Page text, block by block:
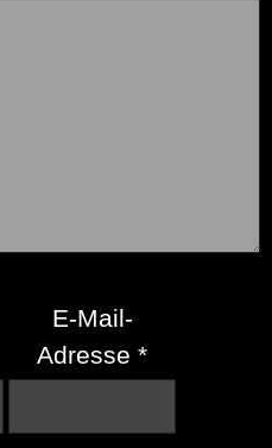
E-Mail-
Adresse*